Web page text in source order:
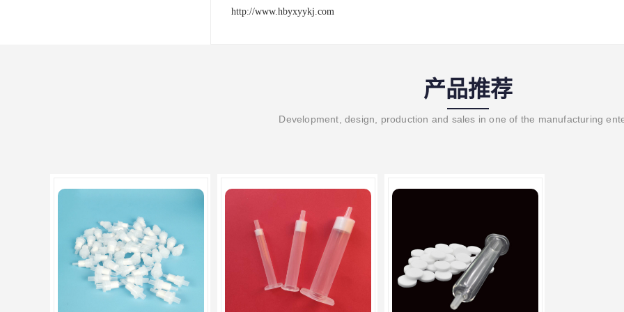
http://www.hbyxyykj.com
产品推荐
Development, design, production and sales in one of the manufacturing